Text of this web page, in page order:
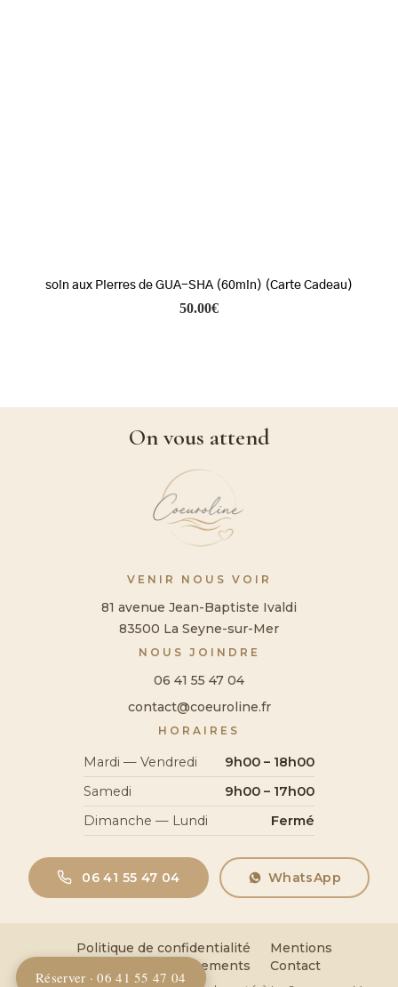
soin aux Pierres de GUA-SHA (60min) (Carte Cadeau)
50.00€
On vous attend
VENIR NOUS VOIR
81 avenue Jean-Baptiste Ivaldi
83500 La Seyne-sur-Mer
NOUS JOINDRE
06 41 55 47 04
contact@coeuroline.fr
HORAIRES
Mardi — Vendredi
9h00 – 18h00
Samedi
9h00 – 17h00
Dimanche — Lundi
Fermé
06 41 55 47 04 WhatsApp
Politique de confidentialité
Mentions
Remboursements Contact
Réserver · 06 41 55 47 04